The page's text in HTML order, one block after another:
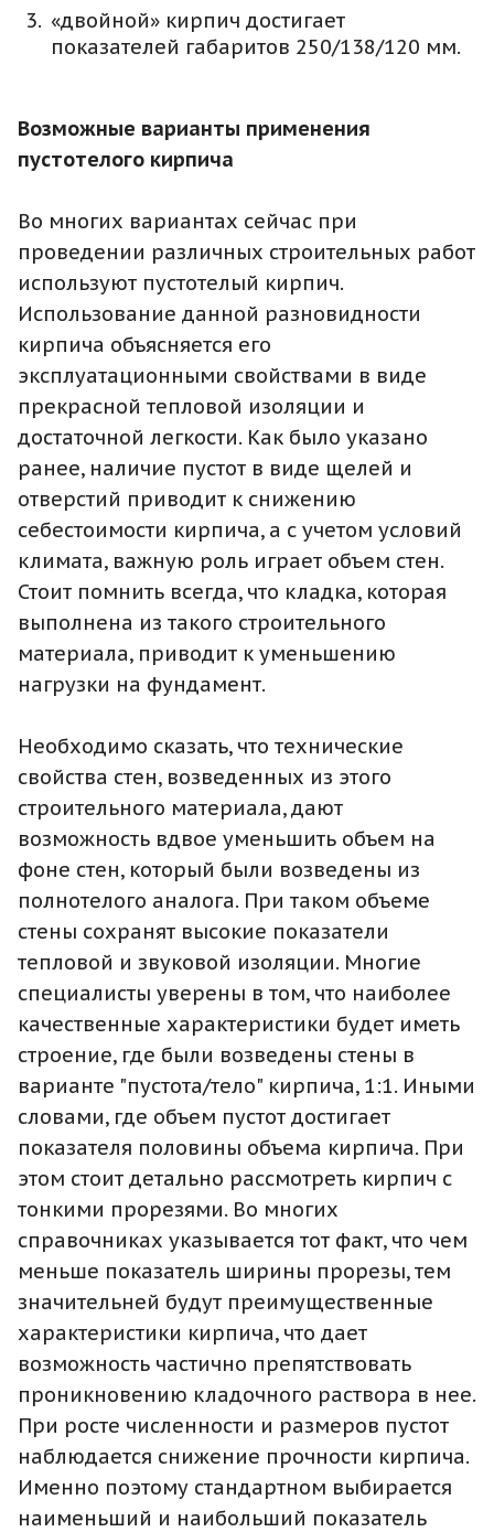
«двойной» кирпич достигает
показателей габаритов 250/138/120 мм.
Возможные варианты применения
пустотелого кирпича
Во многих вариантах сейчас при
проведении различных строительных работ
используют пустотелый кирпич.
Использование данной разновидности
кирпича объясняется его
эксплуатационными свойствами в виде
прекрасной тепловой изоляции и
достаточной легкости. Как было указано
ранее, наличие пустот в виде щелей и
отверстий приводит к снижению
себестоимости кирпича, а с учетом условий
климата, важную роль играет объем стен.
Стоит помнить всегда, что кладка, которая
выполнена из такого строительного
материала, приводит к уменьшению
нагрузки на фундамент.
Необходимо сказать, что технические
свойства стен, возведенных из этого
строительного материала, дают
возможность вдвое уменьшить объем на
фоне стен, который были возведены из
полнотелого аналога. При таком объеме
стены сохранят высокие показатели
тепловой и звуковой изоляции. Многие
специалисты уверены в том, что наиболее
качественные характеристики будет иметь
строение, где были возведены стены в
варианте "пустота/тело" кирпича, 1:1. Иными
словами, где объем пустот достигает
показателя половины объема кирпича. При
этом стоит детально рассмотреть кирпич с
тонкими прорезями. Во многих
справочниках указывается тот факт, что чем
меньше показатель ширины прорезы, тем
значительней будут преимущественные
характеристики кирпича, что дает
возможность частично препятствовать
проникновению кладочного раствора в нее.
При росте численности и размеров пустот
наблюдается снижение прочности кирпича.
Именно поэтому стандартном выбирается
наименьший и наибольший показатель